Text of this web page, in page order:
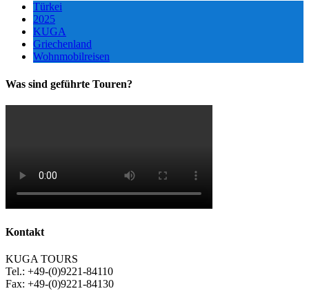
Türkei
2025
KUGA
Griechenland
Wohnmobilreisen
Was sind geführte Touren?
Kontakt
KUGA TOURS
Tel.: +49-(0)9221-84110
Fax: +49-(0)9221-84130